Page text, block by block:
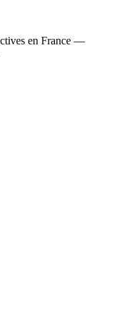
en France —